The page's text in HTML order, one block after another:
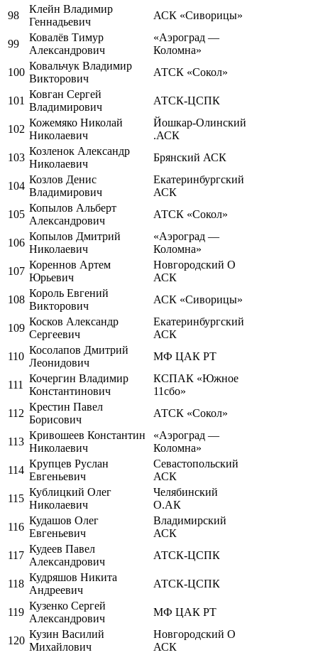
98
Клейн Владимир
Геннадьевич
АСК «Сиворицы»
99
Ковалёв Тимур
Александрович
«Аэроград —
Коломна»
100
Ковальчук Владимир
Викторович
АТСК «Сокол»
101
Ковган Сергей
Владимирович
АТСК-ЦСПК
102
Кожемяко Николай
Николаевич
Йошкар-Олинский
.АСК
103
Козленок Александр
Николаевич
Брянский АСК
104
Козлов Денис
Владимирович
Екатеринбургский
АСК
105
Копылов Альберт
Александрович
АТСК «Сокол»
106
Копылов Дмитрий
Николаевич
«Аэроград —
Коломна»
107
Кореннов Артем
Юрьевич
Новгородский О
АСК
108
Король Евгений
Викторович
АСК «Сиворицы»
109
Косков Александр
Сергеевич
Екатеринбургский
АСК
110
Косолапов Дмитрий
Леонидович
МФ ЦАК РТ
111
Кочергин Владимир
Константинович
КСПАК «Южное
11сбо»
112
Крестин Павел
Борисович
АТСК «Сокол»
113
Кривошеев Константин
Николаевич
«Аэроград —
Коломна»
114
Крупцев Руслан
Евгеньевич
Севастопольский
АСК
115
Кублицкий Олег
Николаевич
Челябинский
О.АК
116
Кудашов Олег
Евгеньевич
Владимирский
АСК
117
Кудеев Павел
Александрович
АТСК-ЦСПК
118
Кудряшов Никита
Андреевич
АТСК-ЦСПК
119
Кузенко Сергей
Александрович
МФ ЦАК РТ
120
Кузин Василий
Михайлович
Новгородский О
АСК